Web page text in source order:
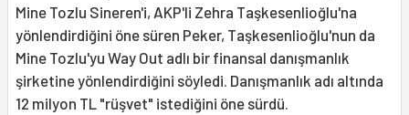
Mine Tozlu Sineren'i, AKP'li Zehra Taşkesenlioğlu'na
yönlendirdiğini öne süren Peker, Taşkesenlioğlu'nun da
Mine Tozlu'yu Way Out adlı bir finansal danışmanlık
şirketine yönlendirdiğini söyledi. Danışmanlık adı altında
12 milyon TL "rüşvet" istediğini öne sürdü.